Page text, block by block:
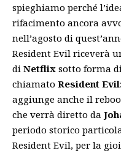
spieghiamo perché
rifacimento ancora
nell’agosto di
Resident Evil riceverà
di Netflix sotto forma
chiamato Resident
aggiunge anche il
che verrà diretto da
periodo storico
Resident Evil, per la